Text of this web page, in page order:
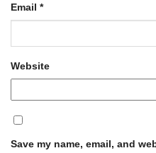
Email *
Website
Save my name, email, and